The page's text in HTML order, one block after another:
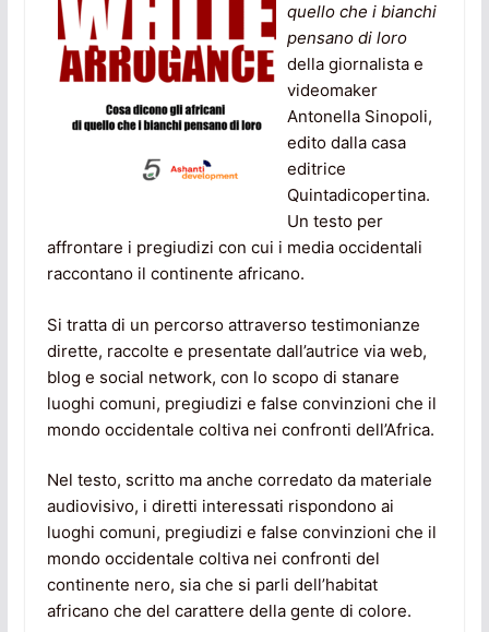
quello che i bianchi
pensano di loro
della giornalista e
videomaker
Antonella Sinopoli,
edito dalla casa
editrice
Quintadicopertina.
Un testo per
affrontare i pregiudizi con cui i media occidentali
raccontano il continente africano.
Si tratta di un percorso attraverso testimonianze
dirette, raccolte e presentate dall’autrice via web,
blog e social network, con lo scopo di stanare
luoghi comuni, pregiudizi e false convinzioni che il
mondo occidentale coltiva nei confronti dell’Africa.
Nel testo, scritto ma anche corredato da materiale
audiovisivo, i diretti interessati rispondono ai
luoghi comuni, pregiudizi e false convinzioni che il
mondo occidentale coltiva nei confronti del
continente nero, sia che si parli dell’habitat
africano che del carattere della gente di colore.